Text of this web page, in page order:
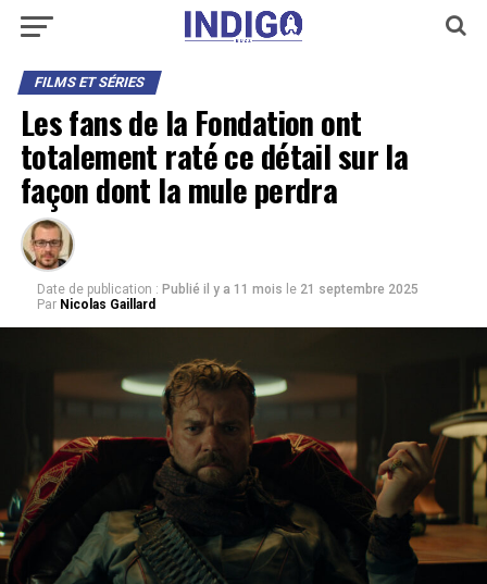
FILMS ET SÉRIES
Les fans de la Fondation ont
totalement raté ce détail sur la
façon dont la mule perdra
Date de publication : Publié il y a 11 mois le 21 septembre 2025
Par Nicolas Gaillard